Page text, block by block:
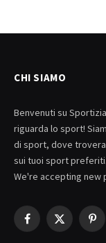
CHI SIAMO
Benvenuti su
riguarda lo sport!
di sport, dove
sui tuoi sport preferiti.
We're accepting new
Facebook
X